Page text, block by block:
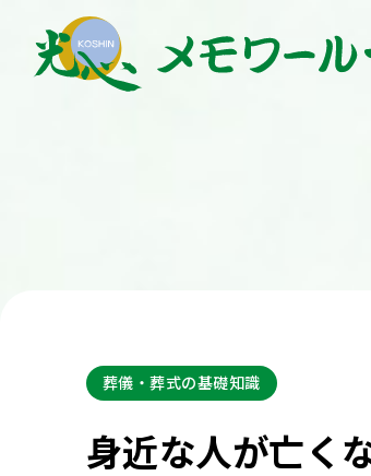
葬儀・葬式の基礎知識
身近な人が亡く